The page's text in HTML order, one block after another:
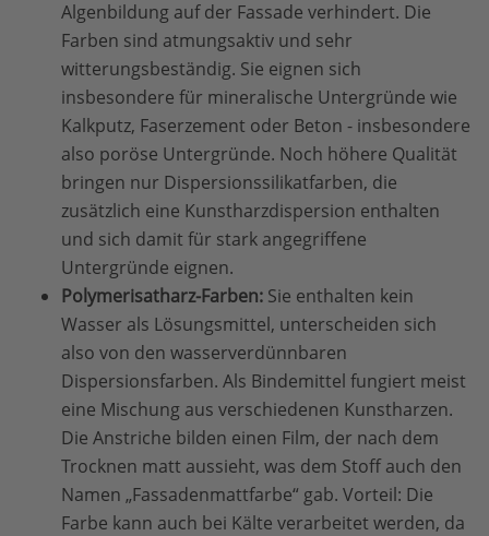
Algenbildung auf der Fassade verhindert. Die
Farben sind atmungsaktiv und sehr
witterungsbeständig. Sie eignen sich
insbesondere für mineralische Untergründe wie
Kalkputz, Faserzement oder Beton - insbesondere
also poröse Untergründe. Noch höhere Qualität
bringen nur Dispersionssilikatfarben, die
zusätzlich eine Kunstharzdispersion enthalten
und sich damit für stark angegriffene
Untergründe eignen.
Polymerisatharz-Farben: Sie enthalten kein
Wasser als Lösungsmittel, unterscheiden sich
also von den wasserverdünnbaren
Dispersionsfarben. Als Bindemittel fungiert meist
eine Mischung aus verschiedenen Kunstharzen.
Die Anstriche bilden einen Film, der nach dem
Trocknen matt aussieht, was dem Stoff auch den
Namen „Fassadenmattfarbe“ gab. Vorteil: Die
Farbe kann auch bei Kälte verarbeitet werden, da